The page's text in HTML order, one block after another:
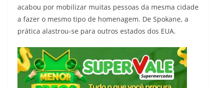
acabou por mobilizar muitas pessoas da mesma cidade
a fazer o mesmo tipo de homenagem. De Spokane, a
prática alastrou-se para outros estados dos EUA.